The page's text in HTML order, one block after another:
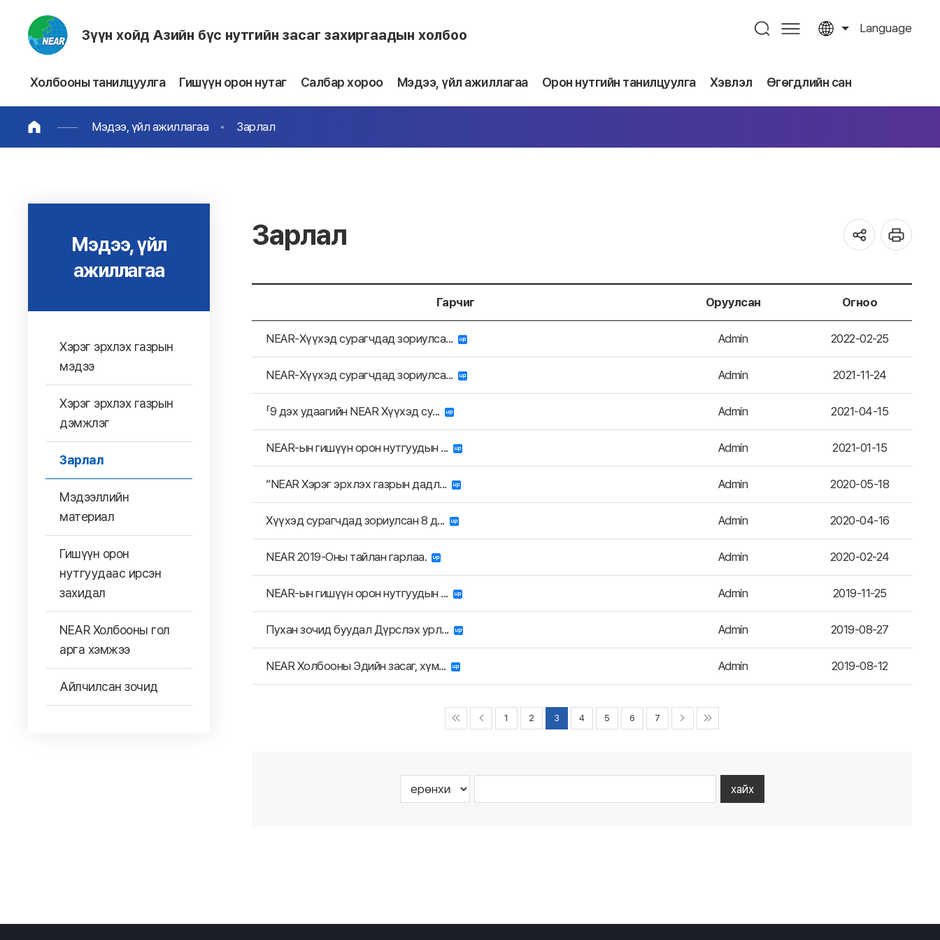
Зүүн хойд Азийн бүс нутгийн засаг захиргаадын холбоо Language
Холбооны танилцуулга Гишүүн орон нутаг Салбар хороо Мэдээ, үйл ажиллагаа Орон нутгийн танилцуулга Хэвлэл Өгөгдлийн сан
Мэдээ, үйл ажиллагаа Зарлал
Мэдээ, үйл
ажиллагаа
Хэрэг эрхлэх газрын
мэдээ
Хэрэг эрхлэх газрын
дэмжлэг
Зарлал
Мэдээллийн
материал
Гишүүн орон
нутгуудаас ирсэн
захидал
NEAR Холбооны гол
арга хэмжээ
Айлчилсан зочид
Зарлал
Гарчиг Оруулсан Огноо
NEAR-Хүүхэд сурагчдад зориулса... Admin 2022-02-25
NEAR-Хүүхэд сурагчдад зориулса... Admin 2021-11-24
「9 дэх удаагийн NEAR Хүүхэд су... Admin 2021-04-15
NEAR-ын гишүүн орон нутгуудын ... Admin 2021-01-15
“NEAR Хэрэг эрхлэх газрын дадл... Admin 2020-05-18
Хүүхэд сурагчдад зориулсан 8 д... Admin 2020-04-16
NEAR 2019-Оны тайлан гарлаа. Admin 2020-02-24
NEAR-ын гишүүн орон нутгуудын ... Admin 2019-11-25
Пухан зочид буудал Дүрслэх урл... Admin 2019-08-27
NEAR Холбооны Эдийн засаг, хүм... Admin 2019-08-12
1 2 3 4 5 6 7
хайх